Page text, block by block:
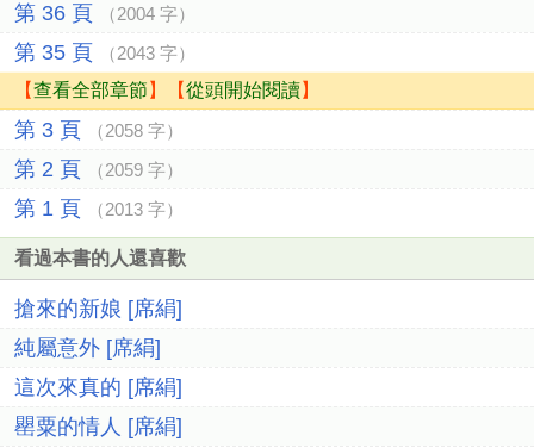
第 36 頁 （2004 字）
第 35 頁 （2043 字）
【查看全部章節 】【從頭開始閱讀】
第 3 頁 （2058 字）
第 2 頁 （2059 字）
第 1 頁 （2013 字）
看過本書的人還喜歡
搶來的新娘 [席絹]
純屬意外 [席絹]
這次來真的 [席絹]
罌粟的情人 [席絹]